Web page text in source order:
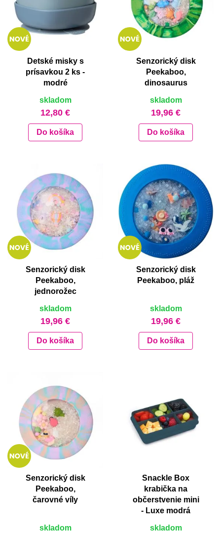
Detské misky s
prísavkou 2 ks -
modré
skladom
12,80 €
Do košíka
Senzorický disk
Peekaboo,
dinosaurus
skladom
19,96 €
Do košíka
Senzorický disk
Peekaboo,
jednorožec
skladom
19,96 €
Do košíka
Senzorický disk
Peekaboo, pláž
skladom
19,96 €
Do košíka
Senzorický disk
Peekaboo,
čarovné víly
skladom
Snackle Box
krabička na
občerstvenie mini
- Luxe modrá
skladom